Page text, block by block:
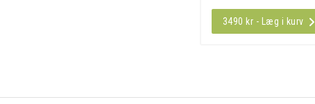
3490 kr - Læg i kurv